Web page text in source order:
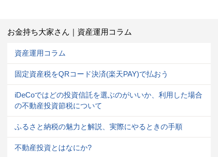
お金持ち大家さん｜資産運用コラム
資産運用コラム
固定資産税をQRコード決済(楽天PAY)で払おう
iDeCoではどの投資信託を選ぶのがいいか、利用した場合
の不動産投資節税について
ふるさと納税の魅力と解説、実際にやるときの手順
不動産投資とはなにか?